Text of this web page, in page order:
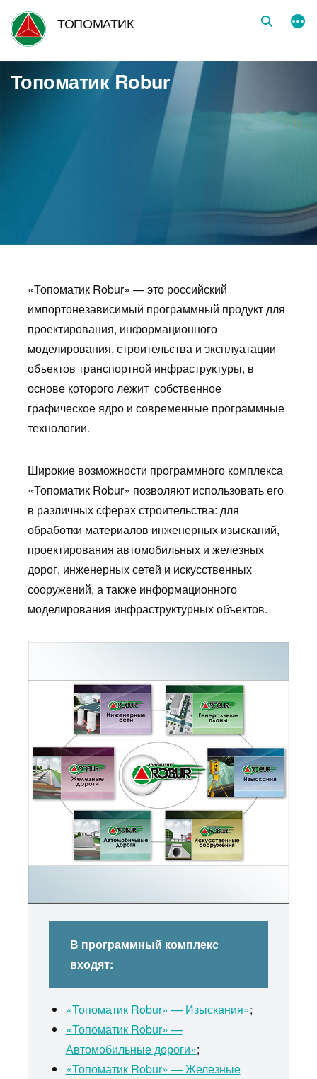
Перейти
содержимому
ТОПОМАТИК
Топоматик Robur
«Топоматик Robur» — это российский
импортонезависимый программный продукт для
проектирования, информационного
моделирования, строительства и эксплуатации
объектов транспортной инфраструктуры, в
основе которого лежит собственное
графическое ядро и современные программные
технологии.
Широкие возможности программного комплекса
«Топоматик Robur» позволяют использовать его
в различных сферах строительства: для
обработки материалов инженерных изысканий,
проектирования автомобильных и железных
дорог, инженерных сетей и искусственных
сооружений, а также информационного
моделирования инфраструктурных объектов.
В программный комплекс
входят:
«Топоматик Robur» — Изыскания»;
«Топоматик Robur» —
Автомобильные дороги»;
«Топоматик Robur» — Железные